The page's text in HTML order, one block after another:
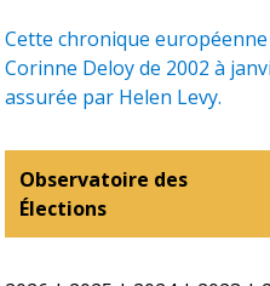
Cette chronique
Corinne Deloy de 2002 à
assurée par Helen Levy.
Observatoire des
Élections